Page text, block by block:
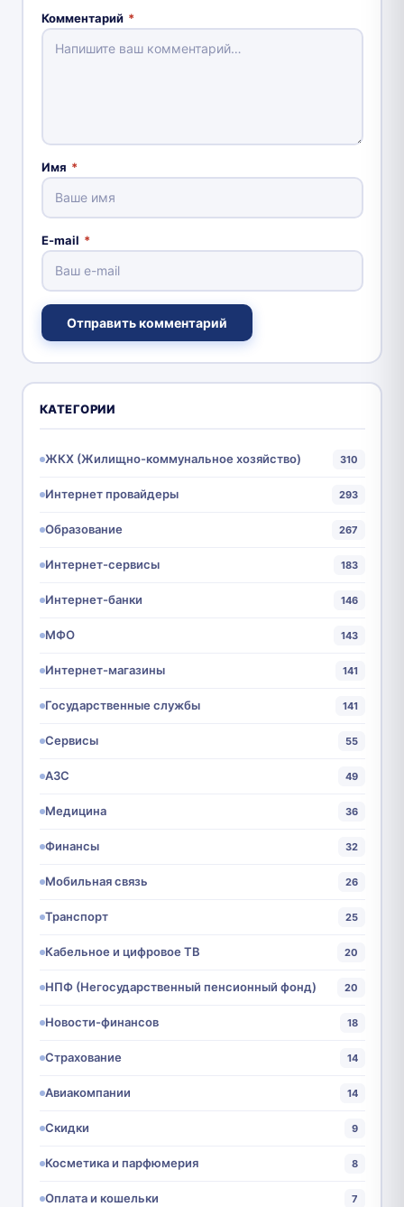
Комментарий *
Имя *
E-mail *
Отправить комментарий
КАТЕГОРИИ
ЖКХ (Жилищно-коммунальное хозяйство) 310
Интернет провайдеры 293
Образование 267
Интернет-сервисы 183
Интернет-банки 146
МФО 143
Интернет-магазины 141
Государственные службы 141
Сервисы 55
АЗС 49
Медицина 36
Финансы 32
Мобильная связь 26
Транспорт 25
Кабельное и цифровое ТВ 20
НПФ (Негосударственный пенсионный фонд) 20
Новости-финансов 18
Страхование 14
Авиакомпании 14
Скидки 9
Косметика и парфюмерия 8
Оплата и кошельки 7